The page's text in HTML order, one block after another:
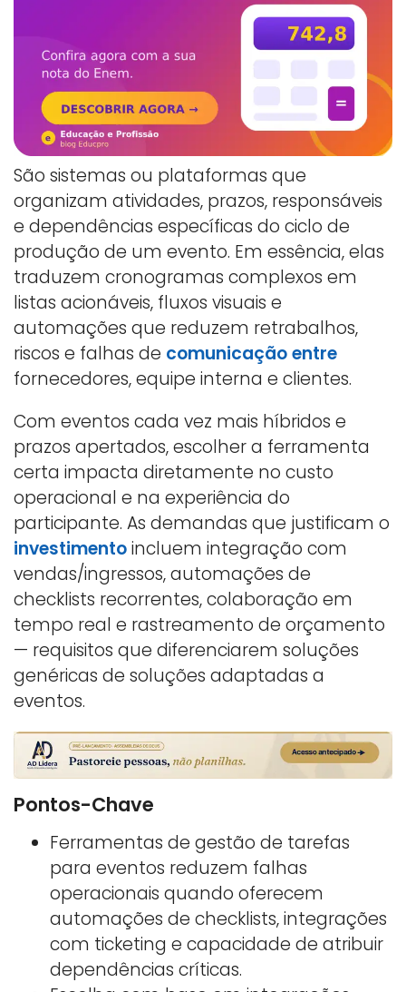
São sistemas ou plataformas que
organizam atividades, prazos, responsáveis
e dependências específicas do ciclo de
produção de um evento. Em essência, elas
traduzem cronogramas complexos em
listas acionáveis, fluxos visuais e
automações que reduzem retrabalhos,
riscos e falhas de comunicação entre
fornecedores, equipe interna e clientes.
Com eventos cada vez mais híbridos e
prazos apertados, escolher a ferramenta
certa impacta diretamente no custo
operacional e na experiência do
participante. As demandas que justificam o
investimentoincluem integração com
vendas/ingressos, automações de
checklists recorrentes, colaboração em
tempo real e rastreamento de orçamento
— requisitos que diferenciarem soluções
genéricas de soluções adaptadas a
eventos.
Pontos-Chave
Ferramentas de gestão de tarefas
para eventos reduzem falhas
operacionais quando oferecem
automações de checklists, integrações
com ticketing e capacidade de atribuir
dependências críticas.